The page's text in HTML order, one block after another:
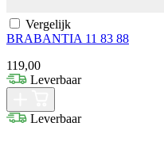
Vergelijk
BRABANTIA 11 83 88
119,00
Leverbaar
Leverbaar